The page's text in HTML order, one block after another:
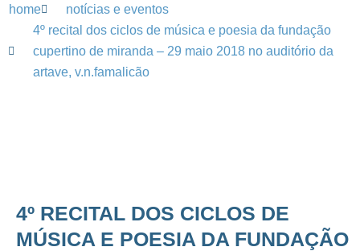
home
notícias e eventos
4º recital dos ciclos de música e poesia da fundação
cupertino de miranda – 29 maio 2018 no auditório da
artave, v.n.famalicão
4º RECITAL DOS CICLOS DE
MÚSICA E POESIA DA FUNDAÇÃO